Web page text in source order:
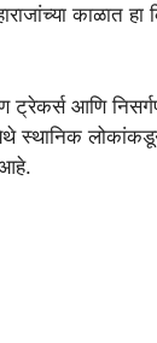
काळात हा
ट्रेकर्स आणि
स्थानिक
आहे.